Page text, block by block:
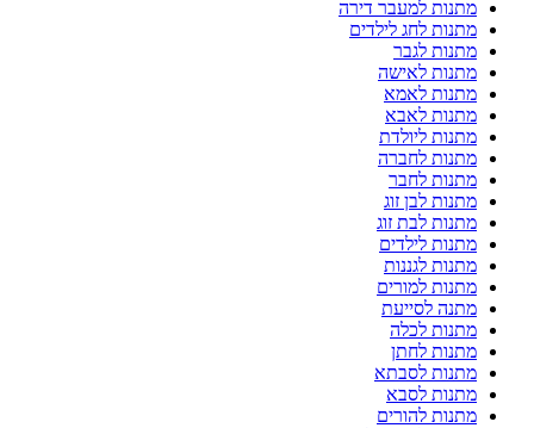
מתנות למעבר דירה
מתנות לחג לילדים
מתנות לגבר
מתנות לאישה
מתנות לאמא
מתנות לאבא
מתנות ליולדת
מתנות לחברה
מתנות לחבר
מתנות לבן זוג
מתנות לבת זוג
מתנות לילדים
מתנות לגננות
מתנות למורים
מתנה לסייעת
מתנות לכלה
מתנות לחתן
מתנות לסבתא
מתנות לסבא
מתנות להורים